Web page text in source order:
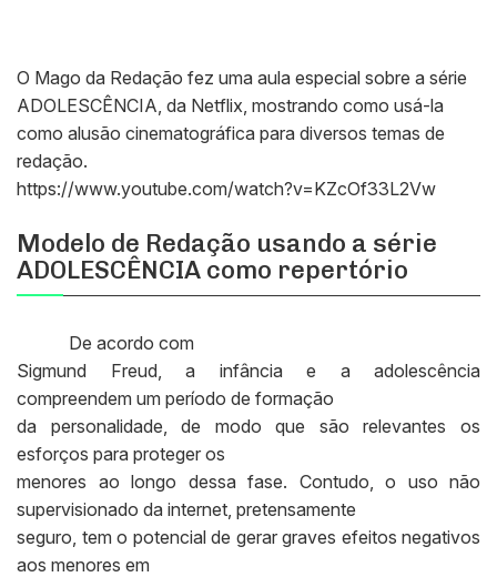
O Mago da Redação fez uma aula especial sobre a série
ADOLESCÊNCIA, da Netflix, mostrando como usá-la
como alusão cinematográfica para diversos temas de
redação.
https://www.youtube.com/watch?v=KZcOf33L2Vw
Modelo de Redação usando a série
ADOLESCÊNCIA como repertório
De acordo com
Sigmund Freud, a infância e a adolescência
compreendem um período de formação
da personalidade, de modo que são relevantes os
esforços para proteger os
menores ao longo dessa fase. Contudo, o uso não
supervisionado da internet, pretensamente
seguro, tem o potencial de gerar graves efeitos negativos
aos menores em